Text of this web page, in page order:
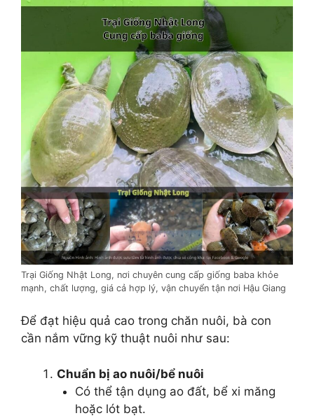
Trại Giống Nhật Long, nơi chuyên cung cấp giống baba khỏe
mạnh, chất lượng, giá cả hợp lý, vận chuyển tận nơi Hậu Giang
Để đạt hiệu quả cao trong chăn nuôi, bà con
cần nắm vững kỹ thuật nuôi như sau:
Chuẩn bị ao nuôi/bể nuôi
Có thể tận dụng ao đất, bể xi măng
hoặc lót bạt.